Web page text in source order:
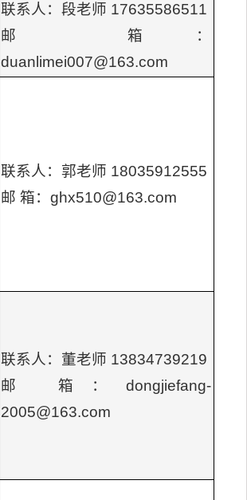
联系人：段老师 17635586511
邮 箱：
duanlimei007@163.com
联系人：郭老师 18035912555
邮 箱：ghx510@163.com
联系人：董老师 13834739219
邮 箱：dongjiefang-
2005@163.com